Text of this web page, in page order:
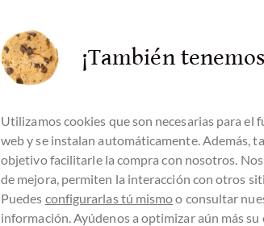
atención
¡También
Utilizamos cookies que son necesarias para
web y se instalan automáticamente. Además,
objetivo facilitarle la compra con nosotros.
de mejora, permiten la interacción con otros
Puedes configurarlas tú mismoo consultar
información. Ayúdenos a optimizar aún más